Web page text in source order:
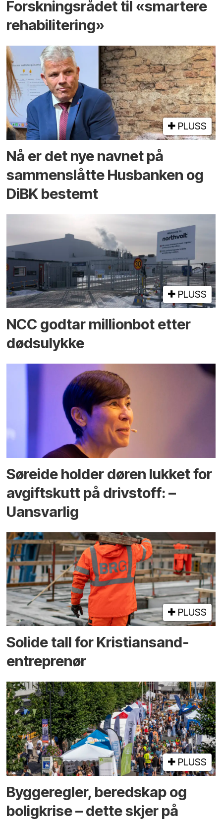
Forskningsrådet til «smartere
rehabilitering»
PLUSS
Nå er det nye navnet på
sammenslåtte Husbanken og
DiBK bestemt
PLUSS
NCC godtar millionbot etter
dødsulykke
Søreide holder døren lukket for
avgiftskutt på drivstoff: –
Uansvarlig
PLUSS
Solide tall for Kristiansand-
entreprenør
PLUSS
Bygge­regler, beredskap og
bolig­krise – dette skjer på